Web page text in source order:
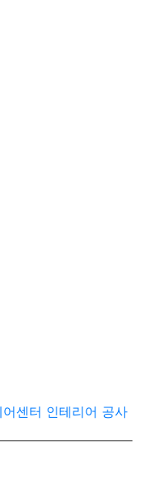
센터 인테리어 공사